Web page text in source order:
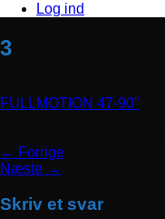
Log ind
3
FULLMOTION 47-90”
← Forrige
Næste →
Skriv et svar